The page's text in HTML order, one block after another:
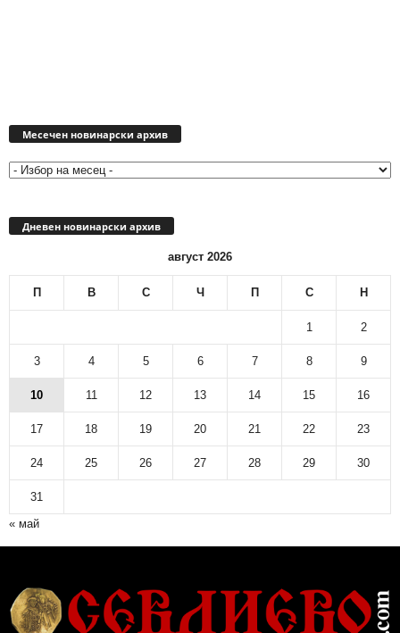
Месечен новинарски архив
Дневен новинарски архив
август 2026
П В С Ч П С Н
1 2
3 4 5 6 7 8 9
10 11 12 13 14 15 16
17 18 19 20 21 22 23
24 25 26 27 28 29 30
31
« май